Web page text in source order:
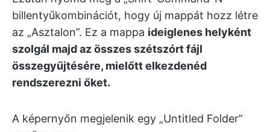
billentyűkombinációt, hogy új mappát hozz létre
az „Asztalon”. Ez a mappa ideiglenes helyként
szolgál majd az összes szétszórt fájl
összegyűjtésére, mielőtt elkezdenéd
rendszerezni őket.
A képernyőn megjelenik egy „Untitled Folder”